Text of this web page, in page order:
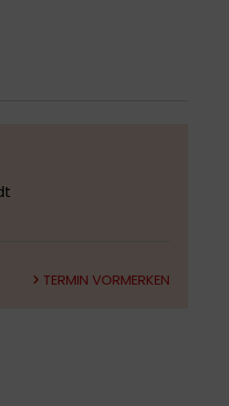
TERMIN VORMERKEN